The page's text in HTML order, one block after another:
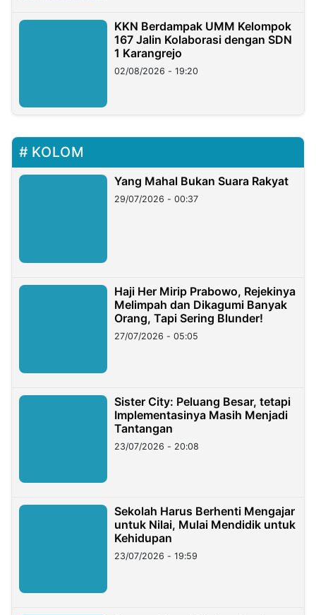
KKN Berdampak UMM Kelompok
167 Jalin Kolaborasi dengan SDN
1 Karangrejo
02/08/2026 - 19:20
KOLOM
Yang Mahal Bukan Suara Rakyat
29/07/2026 - 00:37
Haji Her Mirip Prabowo, Rejekinya
Melimpah dan Dikagumi Banyak
Orang, Tapi Sering Blunder!
27/07/2026 - 05:05
Sister City: Peluang Besar, tetapi
Implementasinya Masih Menjadi
Tantangan
23/07/2026 - 20:08
Sekolah Harus Berhenti Mengajar
untuk Nilai, Mulai Mendidik untuk
Kehidupan
23/07/2026 - 19:59